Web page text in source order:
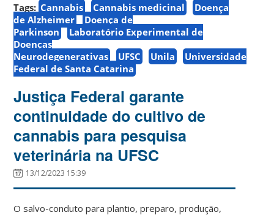
Tags: Cannabis Cannabis medicinal
Doença
de Alzheimer
Doença de
Parkinson
Laboratório Experimental de
Doenças
Neurodegenerativas
UFSC Unila
Universidade
Federal de Santa Catarina
Justiça Federal garante
continuidade do cultivo de
cannabis para pesquisa
veterinária na UFSC
13/12/2023 15:39
O salvo-conduto para plantio, preparo, produção,